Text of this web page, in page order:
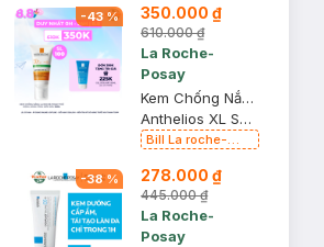
-43% 350.000 ₫
610.000 ₫
La Roche-
Posay
Kem Chống Nắng La Roche-Posay Phổ Rộng, Nâng Tông Kiềm Dầu 50ml
Anthelios XL SPF 50+ PA++++
Bill La roche-
Tặng Gel rửa mặt
da dầu nhạy cảm
50ml (SL có hạn)
-38 % 278.000 ₫
445.000 ₫
La Roche-
Posay